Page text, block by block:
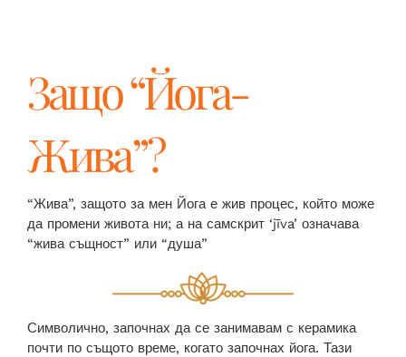
Защо “Йога-
Жива”?
“Жива”, защото за мен Йога е жив процес, който може
да промени живота ни; а на самскрит ‘jīva’ означава
“жива същност” или “душа”
Символично, започнах да се занимавам с керамика
почти по същото време, когато започнах йога. Тази